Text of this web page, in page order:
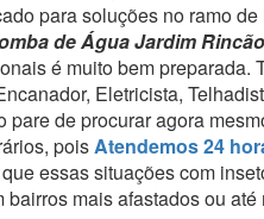
para soluções no ramo
de Água Jardim
é muito bem
Eletricista,
de procurar agora
poisAtendemos 24
essas situações com
mais afastados ou até